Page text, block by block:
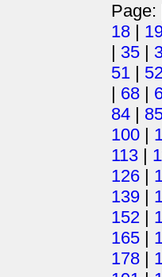
Page:
18 |
| 35 |
51 |
| 68 |
84 |
100 |
113 |
126 |
139 |
152 |
165 |
178 |